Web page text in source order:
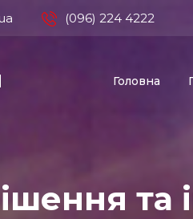
(096) 224 4222
Головна
та